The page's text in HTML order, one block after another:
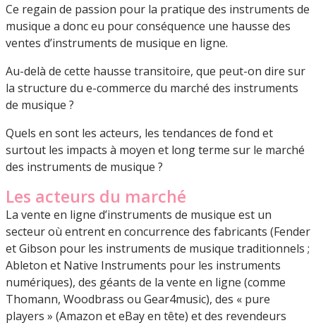
Ce regain de passion pour la pratique des instruments de
musique a donc eu pour conséquence une hausse des
ventes d’instruments de musique en ligne.
Au-delà de cette hausse transitoire, que peut-on dire sur
la structure du e-commerce du marché des instruments
de musique ?
Quels en sont les acteurs, les tendances de fond et
surtout les impacts à moyen et long terme sur le marché
des instruments de musique ?
Les acteurs du marché
La vente en ligne d’instruments de musique est un
secteur où entrent en concurrence des fabricants (Fender
et Gibson pour les instruments de musique traditionnels ;
Ableton et Native Instruments pour les instruments
numériques), des géants de la vente en ligne (comme
Thomann, Woodbrass ou Gear4music), des « pure
players » (Amazon et eBay en tête) et des revendeurs